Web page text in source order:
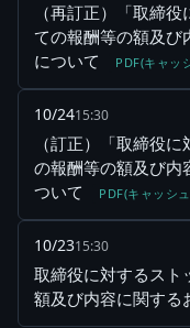
（再訂正）「取締
ての報酬等の額及び
について
PDF(キャッ
10/2415:30
（訂正）「取締役
の報酬等の額及び内
ついて
PDF(キャッシ
10/2315:30
取締役に対するスト
額及び内容に関する